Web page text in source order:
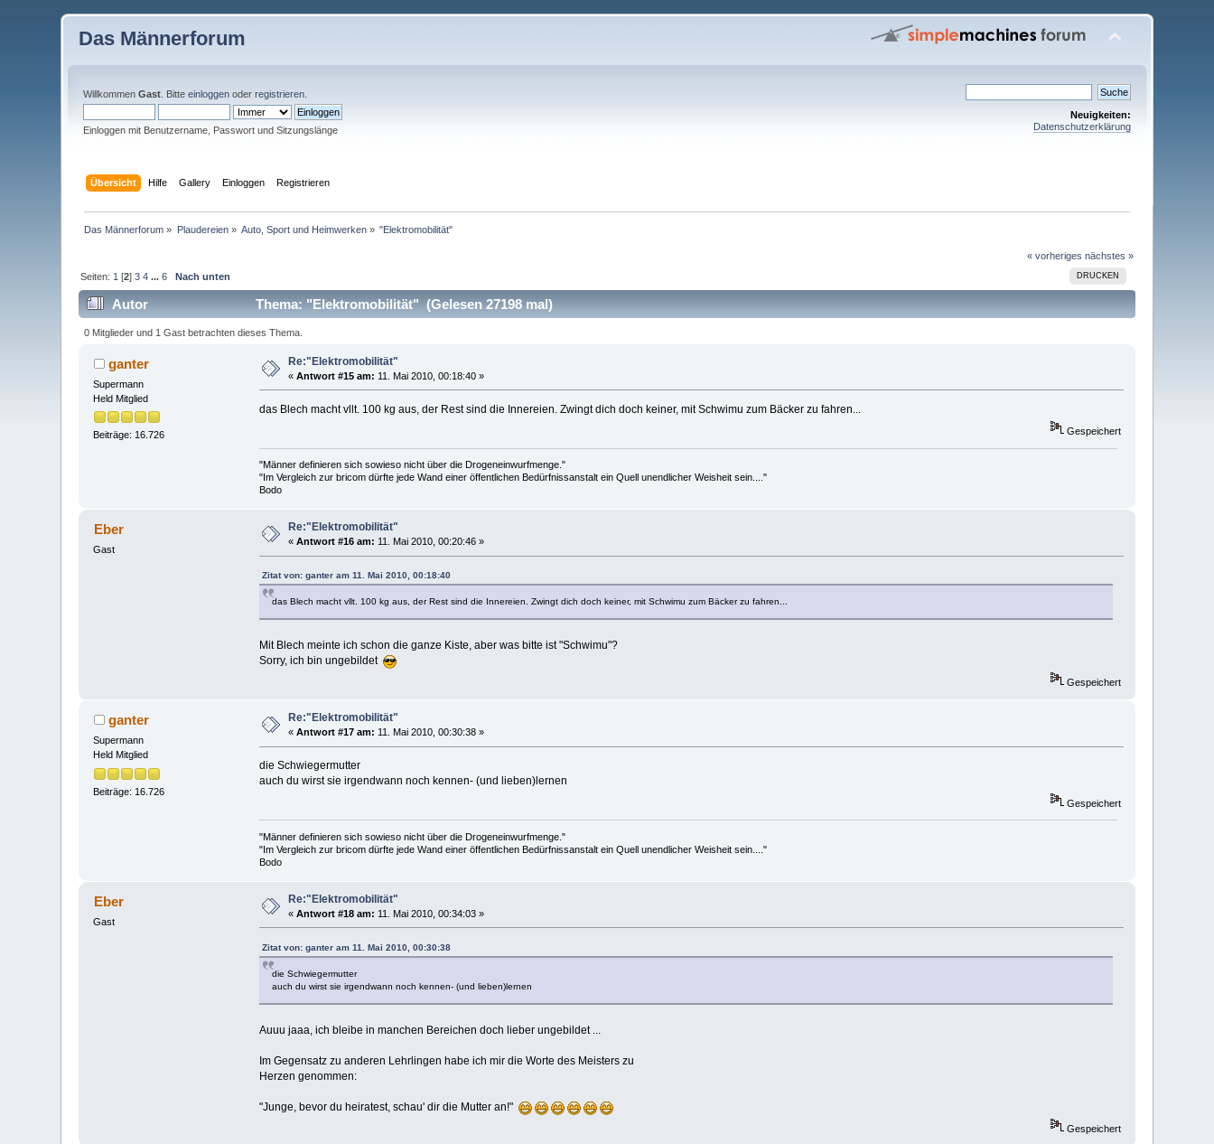
Das Männerforum
WillkommenGast . Bitteeinloggen oderregistrieren
Einloggen mit Benutzername, Passwort und Sitzungslänge
Neuigkeiten:
Datenschutzerklärung
Übersicht Hilfe Gallery Einloggen Registrieren
Das Männerforum » Plaudereien» Auto, Sport und Heimwerken » "Elektromobilität"
« vorheriges nächstes »
DRUCKEN
Seiten: 1 [2]3 4 ...6 Nach unten
Autor Thema: "Elektromobilität" (Gelesen 27198 mal)
0 Mitglieder und 1 Gast betrachten dieses Thema.
ganter
Supermann
Held Mitglied
Beiträge: 16.726
Re:"Elektromobilität"
«Antwort #15 am: 11. Mai 2010, 00:18:40 »
das Blech macht vllt. 100 kg aus, der Rest sind die Innereien. Zwingt dich doch keiner, mit Schwimu zum Bäcker zu fahren...
Gespeichert
"Männer definieren sich sowieso nicht über die Drogeneinwurfmenge."
"Im Vergleich zur bricom dürfte jede Wand einer öffentlichen Bedürfnissanstalt ein Quell unendlicher Weisheit sein...."
Bodo
Eber
Gast
Re:"Elektromobilität"
«Antwort #16 am: 11. Mai 2010, 00:20:46 »
Zitat von: ganter am 11. Mai 2010, 00:18:40
das Blech macht vllt. 100 kg aus, der Rest sind die Innereien. Zwingt dich doch keiner, mit Schwimu zum Bäcker zu fahren...
Mit Blech meinte ich schon die ganze Kiste, aber was bitte ist "Schwimu"?
Sorry, ich bin ungebildet
Gespeichert
ganter
Supermann
Held Mitglied
Beiträge: 16.726
Re:"Elektromobilität"
«Antwort #17 am: 11. Mai 2010, 00:30:38 »
die Schwiegermutter
auch du wirst sie irgendwann noch kennen- (und lieben)lernen
Gespeichert
"Männer definieren sich sowieso nicht über die Drogeneinwurfmenge."
"Im Vergleich zur bricom dürfte jede Wand einer öffentlichen Bedürfnissanstalt ein Quell unendlicher Weisheit sein...."
Bodo
Eber
Gast
Re:"Elektromobilität"
«Antwort #18 am: 11. Mai 2010, 00:34:03 »
Zitat von: ganter am 11. Mai 2010, 00:30:38
die Schwiegermutter
auch du wirst sie irgendwann noch kennen- (und lieben)lernen
Auuu jaaa, ich bleibe in manchen Bereichen doch lieber ungebildet ...
Im Gegensatz zu anderen Lehrlingen habe ich mir die Worte des Meisters zu
Herzen genommen:
"Junge, bevor du heiratest, schau' dir die Mutter an!"
Gespeichert